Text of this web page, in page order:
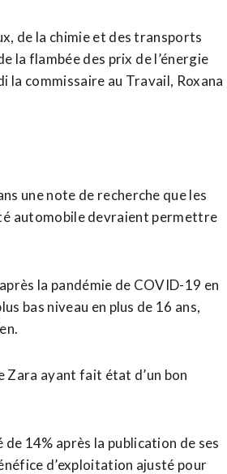
de la chimie et des transports
la flambée des prix ⁠de l’énergie
commissaire au Travail, Roxana
une note de recherche que les
⁠automobile devraient permettre
la pandémie de COVID-19 en
bas niveau en plus de 16 ans,
Zara ayant fait état d’un bon
14% après la publication de ses
d’exploitation ajusté pour